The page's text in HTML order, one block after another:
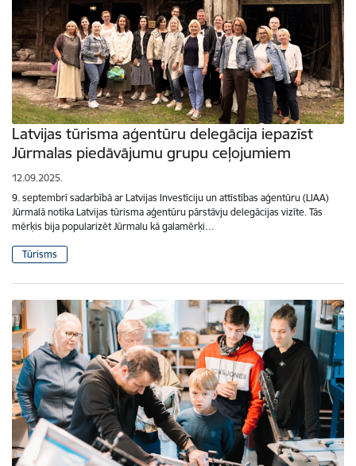
Latvijas tūrisma aģentūru delegācija iepazīst
Jūrmalas piedāvājumu grupu ceļojumiem
12.09.2025.
9. septembrī sadarbībā ar Latvijas Investīciju un attīstības aģentūru (LIAA)
Jūrmalā notika Latvijas tūrisma aģentūru pārstāvju delegācijas vizīte. Tās
mērķis bija popularizēt Jūrmalu kā galamērķi…
Tūrisms